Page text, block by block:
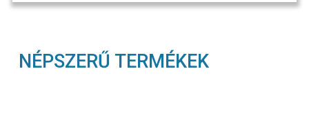
NÉPSZERŰ TERMÉKEK